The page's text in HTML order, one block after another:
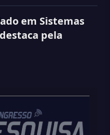
em Sistemas
pela